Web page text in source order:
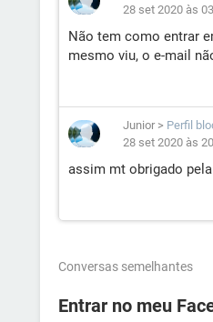
28 set 2020 às
Não tem como entrar
mesmo viu, o e-mail
Junior > Perfil
28 set 2020 às
assim mt obrigado
Conversas semelhantes
Entrar no meu